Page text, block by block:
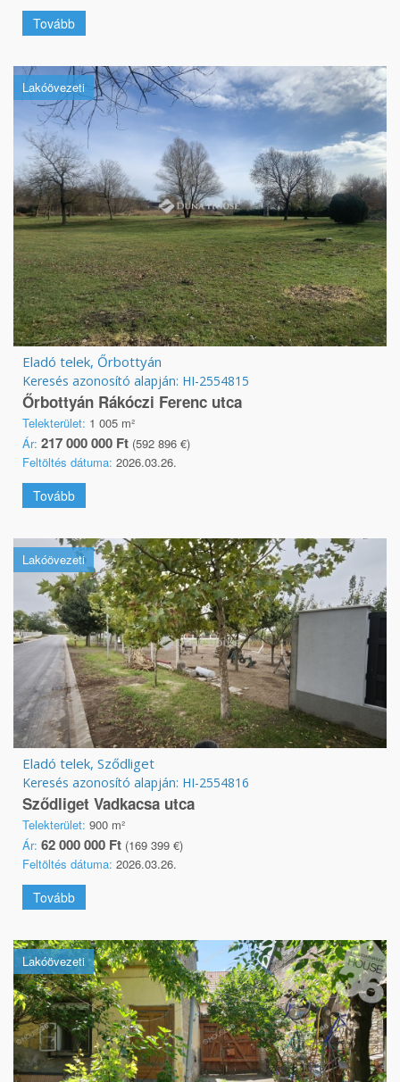
Tovább
Lakóövezeti
Eladó telek, Őrbottyán
Keresés azonosító alapján: HI-2554815
Őrbottyán Rákóczi Ferenc utca
Telekterület: 1 005 m²
Ár: 217 000 000 Ft (592 896 €)
Feltöltés dátuma: 2026.03.26.
Tovább
Lakóövezeti
Eladó telek, Sződliget
Keresés azonosító alapján: HI-2554816
Sződliget Vadkacsa utca
Telekterület: 900 m²
Ár: 62 000 000 Ft (169 399 €)
Feltöltés dátuma: 2026.03.26.
Tovább
Lakóövezeti